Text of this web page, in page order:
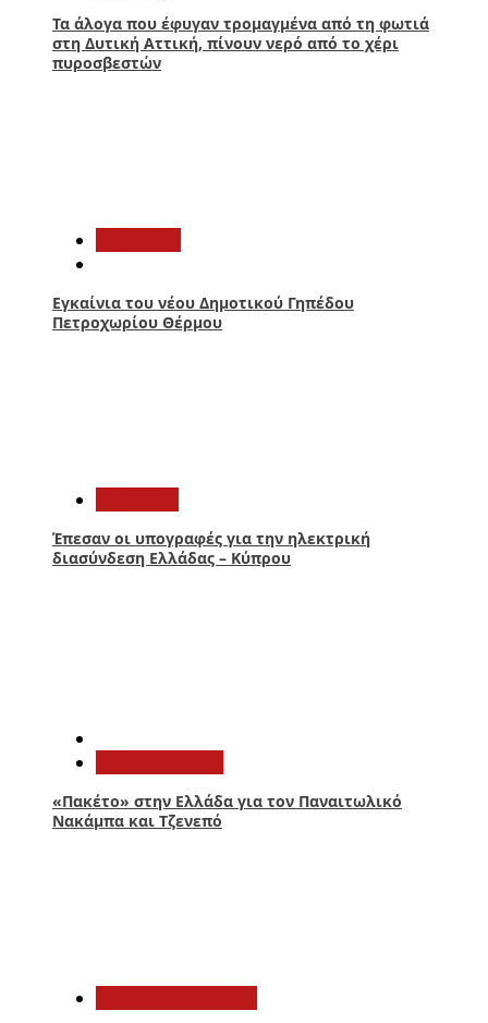
Τα άλογα που έφυγαν τρομαγμένα από τη φωτιά
στη Δυτική Αττική, πίνουν νερό από το χέρι
πυροσβεστών
Εγκαίνια του νέου Δημοτικού Γηπέδου
Πετροχωρίου Θέρμου
Έπεσαν οι υπογραφές για την ηλεκτρική
διασύνδεση Ελλάδας – Κύπρου
«Πακέτο» στην Ελλάδα για τον Παναιτωλικό
Νακάμπα και Τζενεπό